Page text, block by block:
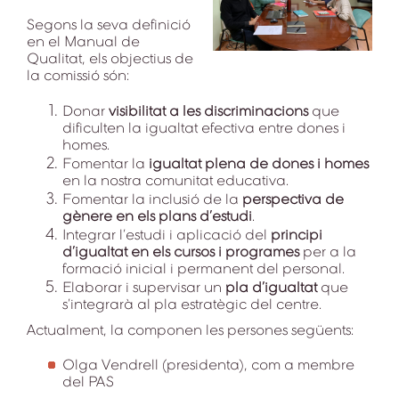
Segons la seva definició
en el Manual de
Qualitat, els objectius de
la comissió són:
Donar visibilitat a les discriminacionsque
dificulten la igualtat efectiva entre dones i
homes.
Fomentar la igualtat plena de dones i homes
en la nostra comunitat educativa.
Fomentar la inclusió de la perspectiva de
gènere en els plans d’estudi.
Integrar l’estudi i aplicació del principi
d’igualtat en els cursos i programesper a la
formació inicial i permanent del personal.
Elaborar i supervisar un pla d’igualtatque
s’integrarà al pla estratègic del centre.
Actualment, la componen les persones següents:
Olga Vendrell (presidenta), com a membre
del PAS